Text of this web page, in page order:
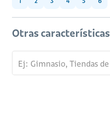
Otras características